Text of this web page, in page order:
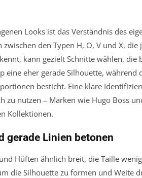
Looks ist das Verständnis des
den Typen H, O, V und X,
kann gezielt Schnitte wählen, die
eine eher gerade Silhouette, während
besticht. Eine klare
zu nutzen – Marken wie Hugo Boss
Kollektionen.
gerade Linien betonen
Hüften ähnlich breit, die Taille
die Silhouette zu formen und Weite